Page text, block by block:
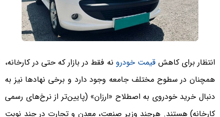
انتظار برای کاهشقیمت خودرو نه فقط در بازار که حتی در کارخانه،
همچنان در سطوح مختلف جامعه وجود دارد و برخی نهادها نیز به
دنبال خرید خودروی به اصطلاح «ارزان» (پایین‌تر از نرخ‌های رسمی
کارخانه) هستند. هرچند وزیر صنعت، معدن و تجارت در چند نوبت